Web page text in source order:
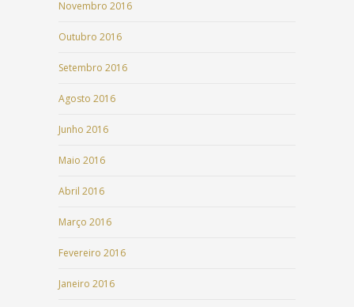
Novembro 2016
Outubro 2016
Setembro 2016
Agosto 2016
Junho 2016
Maio 2016
Abril 2016
Março 2016
Fevereiro 2016
Janeiro 2016